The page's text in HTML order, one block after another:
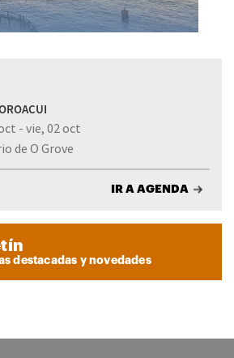
- vie, 02 oct
de O Grove
IR A AGENDA
destacadas y novedades